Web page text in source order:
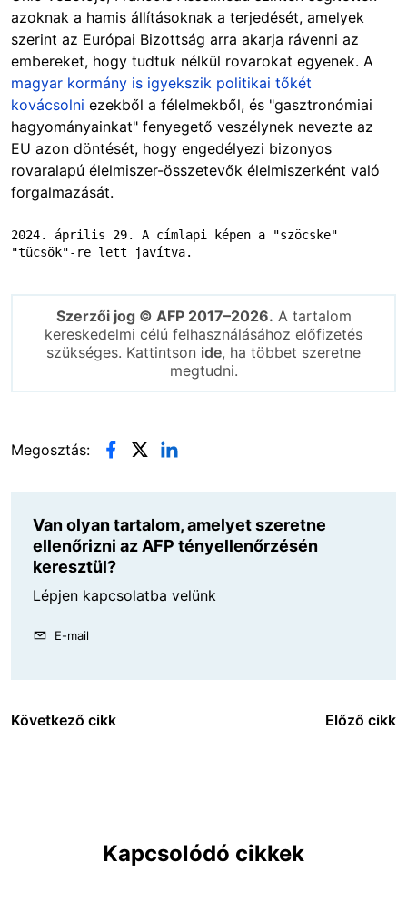
azoknak a hamis állításoknak a terjedését, amelyek
szerint az Európai Bizottság arra akarja rávenni az
embereket, hogy tudtuk nélkül rovarokat egyenek. A
magyar kormány is igyekszik politikai tőkét
kovácsolni ezekből a félelmekből, és "gasztronómiai
hagyományainkat" fenyegető veszélynek nevezte az
EU azon döntését, hogy engedélyezi bizonyos
rovaralapú élelmiszer-összetevők élelmiszerként való
forgalmazását.
2024. április 29. A címlapi képen a "szöcske"
"tücsök"-re lett javítva.
Szerzői jog © AFP 2017–2026. A tartalom
kereskedelmi célú felhasználásához előfizetés
szükséges. Kattintson ide, ha többet szeretne
megtudni.
Megosztás:
Van olyan tartalom, amelyet szeretne
ellenőrizni az AFP tényellenőrzésén
keresztül?
Lépjen kapcsolatba velünk
E-mail
Következő cikk Előző cikk
Kapcsolódó cikkek